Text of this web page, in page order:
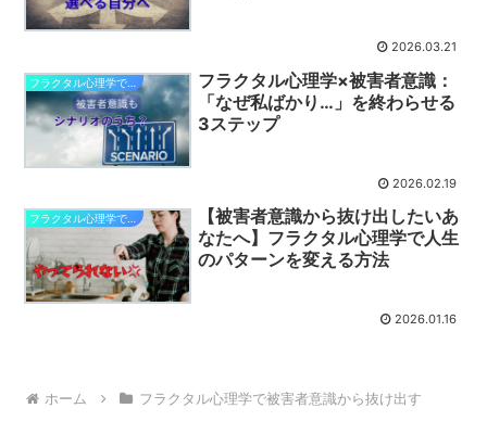
2026.03.21
フラクタル心理学×被害者意識：
「なぜ私ばかり…」を終わらせる
3ステップ
2026.02.19
【被害者意識から抜け出したいあ
なたへ】フラクタル心理学で人生
のパターンを変える方法
2026.01.16
ホーム フラクタル心理学で被害者意識から抜け出す